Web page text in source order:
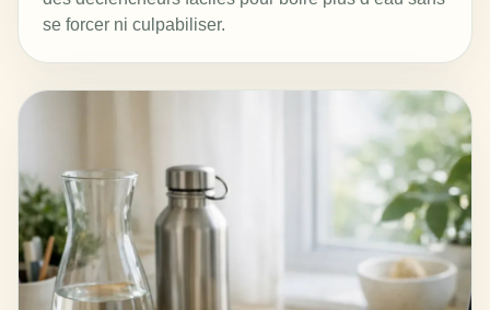
se forcer ni culpabiliser.